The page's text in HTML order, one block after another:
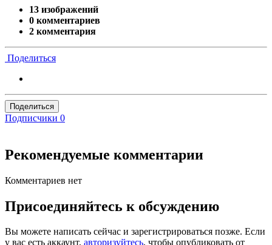
13 изображений
0 комментариев
2 комментария
Поделиться
Поделиться
Подписчики 0
Рекомендуемые комментарии
Комментариев нет
Присоединяйтесь к обсуждению
Вы можете написать сейчас и зарегистрироваться позже. Если
у вас есть аккаунт, авторизуйтесь, чтобы опубликовать от